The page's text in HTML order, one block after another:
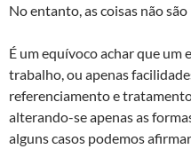
No entanto, as coisas não são
É um equívoco achar que um
trabalho, ou apenas
referenciamento e
alterando-se apenas as
alguns casos podemos